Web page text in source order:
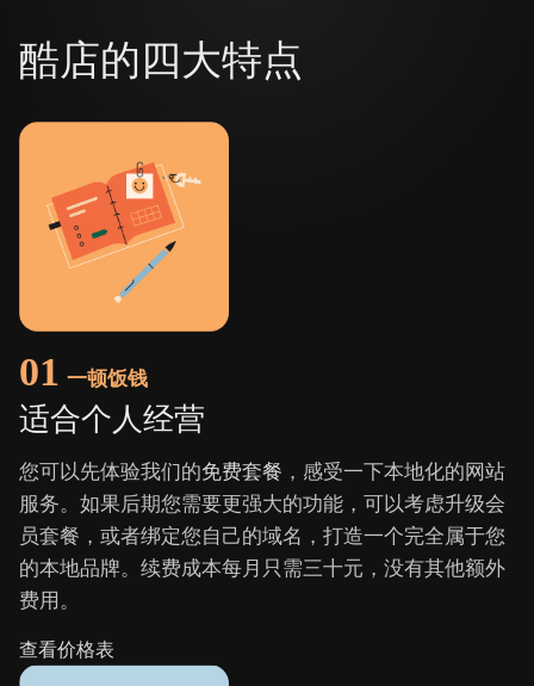
酷店的四大特点
01 一顿饭钱
适合个人经营
您可以先体验我们的免费套餐 ，感受一下本地化的网站
服务。如果后期您需要更强大的功能，可以考虑升级会
员套餐，或者绑定您自己的域名，打造一个完全属于您
的本地品牌。续费成本每月只需三十元，没有其他额外
费用。
查看价格表